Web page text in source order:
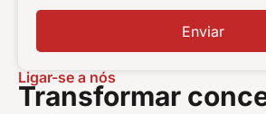
Ligar-se a nós
Transformar
Enviar